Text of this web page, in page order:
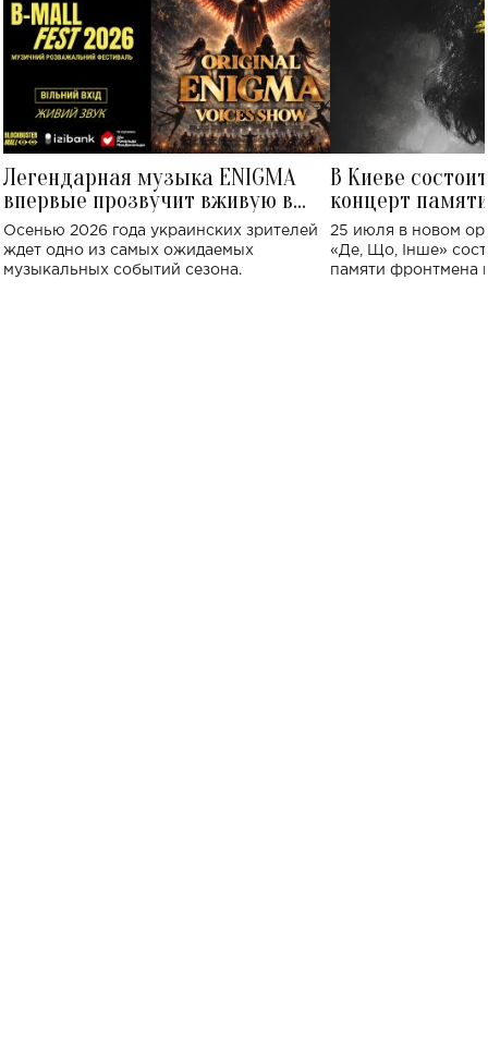
Легендарная музыка ENIGMA
впервые прозвучит вживую в
Украине: где состоится концерт
Осенью 2026 года украинских зрителей
ждет одно из самых ожидаемых
музыкальных событий сезона.
В Киеве
концерт
Клименко:
исполнят песни
25 июля в новом
«Де, Що, Інше»
памяти фронтмена